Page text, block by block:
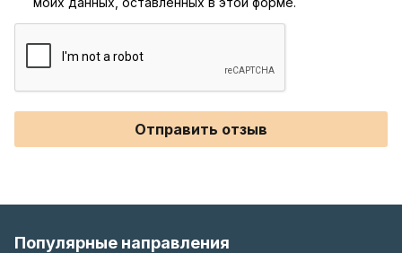
Отправить отзыв
Популярные направления